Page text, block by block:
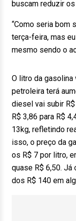
buscam reduzir
“Como seria bom
terça-feira, mas
mesmo sendo o
O litro da gasolina
petroleira terá
diesel vai subir
R$ 3,86 para R$
13kg, refletindo
isso, o preço da
os R$ 7 por litro,
quase R$ 6,50.
dos R$ 140 em